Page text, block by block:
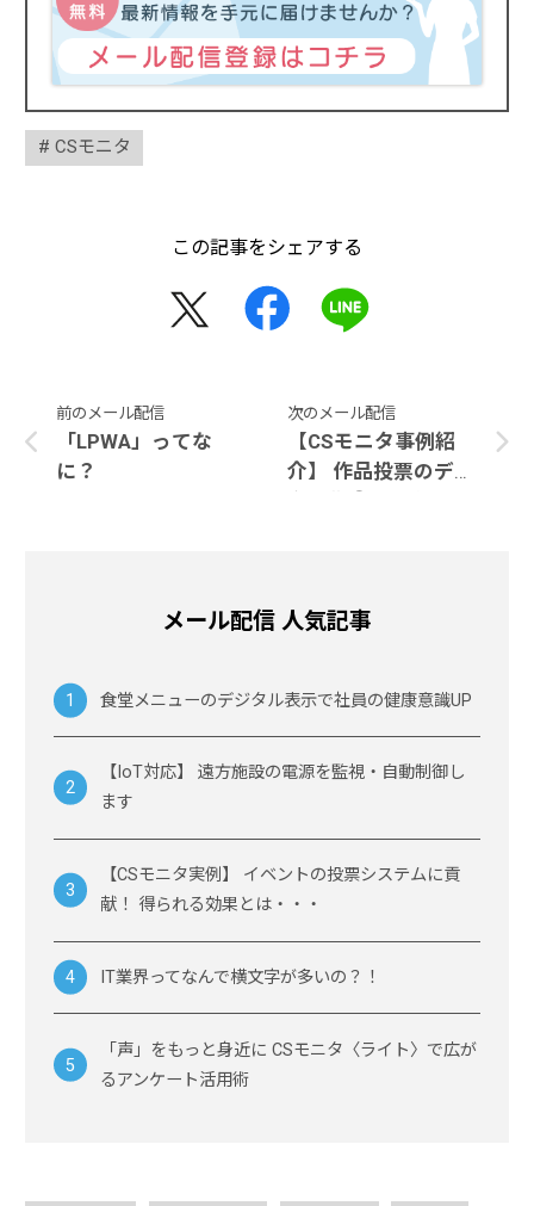
CSモニタ
この記事をシェアする
前のメール配信
「LPWA」ってな
に？
次のメール配信
【CSモニタ事例紹
介】 作品投票のデジ
メール配信 人気記事
食堂メニューのデジタル表示で社員の健康意識UP
【IoT対応】 遠方施設の電源を監視・自動制御し
ます
【CSモニタ実例】 イベントの投票システムに貢
献！ 得られる効果とは・・・
IT業界ってなんで横文字が多いの？！
「声」をもっと身近に CSモニタ〈ライト〉で広が
るアンケート活用術